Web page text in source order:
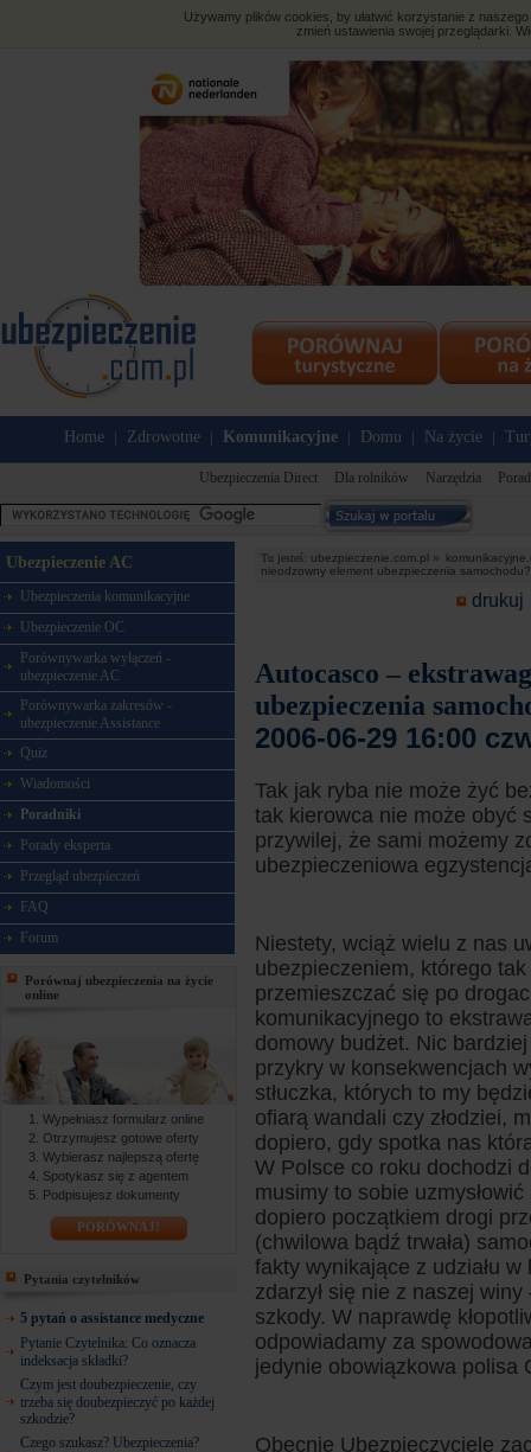
Używamy plików cookies, by ułatwić korzystanie z
zmień ustawienia swojej przeglądarki.
Home Zdrowotne Komunikacyjne Domu Na życie
Ubezpieczenia Direct Dla rolników Narzędzia
Ubezpieczenie AC
Ubezpieczenia komunikacyjne
Ubezpieczenie OC
Porównywarka wyłączeń -
ubezpieczenie AC
Porównywarka zakresów -
ubezpieczenie Assistance
Quiz
Wiadomości
Poradniki
Porady eksperta
Przegląd ubezpieczeń
FAQ
Forum
Porównaj ubezpieczenia na życie
online
Wypełniasz formularz online
Otrzymujesz gotowe oferty
Wybierasz najlepszą ofertę
Spotykasz się z agentem
Podpisujesz dokumenty
PORÓWNAJ!
Pytania czytelników
5 pytań o assistance medyczne
Pytanie Czytelnika: Co oznacza
indeksacja składki?
Czym jest doubezpieczenie, czy
trzeba się doubezpieczyć po każdej
szkodzie?
Czego szukasz? Ubezpieczenia?
Tu jesteś: ubezpieczenie.com.pl »
nieodzowny element ubezpieczenia
drukuj
Autocasco –
ubezpieczenia
2006-06-29 16:00
Tak jak ryba nie może żyć
tak kierowca nie może obyć
przywilej, że sami możemy
ubezpieczeniowa
Niestety, wciąż wielu z nas
ubezpieczeniem, którego
przemieszczać się po
komunikacyjnego to
domowy budżet. Nic
przykry w konsekwencjach
stłuczka, których to my
ofiarą wandali czy złodziei,
dopiero, gdy spotka nas
W Polsce co roku dochodzi
musimy to sobie
dopiero początkiem drogi
(chwilowa bądź trwała)
fakty wynikające z udziału
zdarzył się nie z naszej
szkody. W naprawdę
odpowiadamy za
jedynie obowiązkowa polisa
Obecnie Ubezpieczyciele